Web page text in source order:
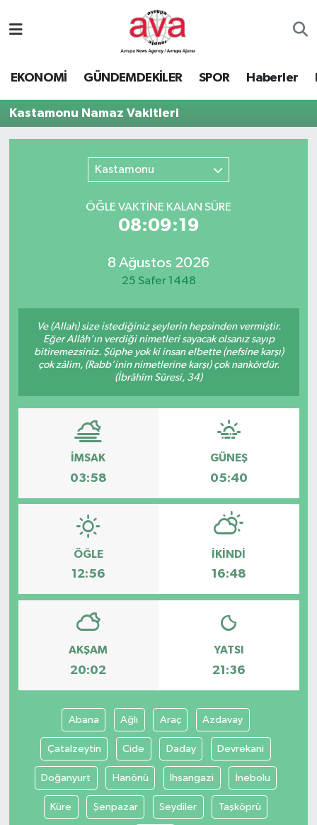
EKONOMİ GÜNDEMDEKİLER SPOR Haberler
Kastamonu Namaz Vakitleri
Kastamonu
ÖĞLE VAKTİNE KALAN SÜRE
08:09:19
8 Ağustos 2026
25 Safer 1448
Ve (Allah) size istediğiniz şeylerin hepsinden vermiştir.
Eğer Allâh’ın verdiği nimetleri sayacak olsanız sayıp
bitiremezsiniz. Şüphe yok ki insan elbette (nefsine karşı)
çok zâlim, (Rabb’inin nimetlerine karşı) çok nankördür.
(İbrâhîm Sûresi, 34)
İMSAK
03:58
GÜNEŞ
05:40
ÖĞLE
12:56
İKINDI
16:48
AKŞAM
20:02
YATSI
21:36
Abana Ağlı Araç Azdavay
Çatalzeytin Cide Daday Devrekani
Doğanyurt Hanönü İhsangazi İnebolu
Küre Şenpazar Seydiler Taşköprü
Nöbetçi Eczaneler
Namaz Vakitleri
Trafik Durumu
Süper Lig Puan Durumu ve Fikstür
Tüm Manşetler
Son Dakika Haberleri
Haber Arşivi